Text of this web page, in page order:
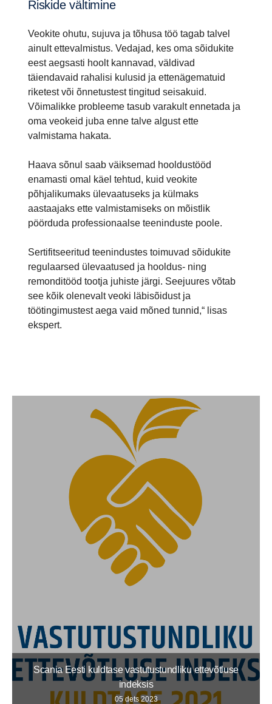
Riskide vältimine
Veokite ohutu, sujuva ja tõhusa töö tagab talvel
ainult ettevalmistus. Vedajad, kes oma sõidukite
eest aegsasti hoolt kannavad, väldivad
täiendavaid rahalisi kulusid ja ettenägematuid
riketest või õnnetustest tingitud seisakuid.
Võimalikke probleeme tasub varakult ennetada ja
oma veokeid juba enne talve algust ette
valmistama hakata.
Haava sõnul saab väiksemad hooldustööd
enamasti omal käel tehtud, kuid veokite
põhjalikumaks ülevaatuseks ja külmaks
aastaajaks ette valmistamiseks on mõistlik
pöörduda professionaalse teeninduste poole.
Sertifitseeritud teenindustes toimuvad sõidukite
regulaarsed ülevaatused ja hooldus- ning
remonditööd tootja juhiste järgi. Seejuures võtab
see kõik olenevalt veoki läbisõidust ja
töötingimustest aega vaid mõned tunnid,“ lisas
ekspert.
Scania Eesti kuldtase vastutustundliku ettevõtluse
indeksis
05 dets 2023